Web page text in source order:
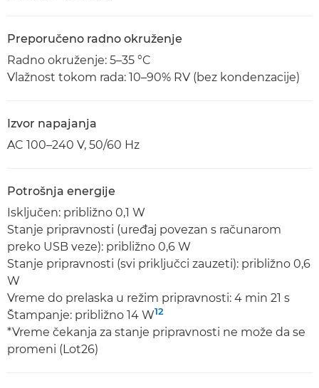
Preporučeno radno okruženje
Radno okruženje: 5–35 °C
Vlažnost tokom rada: 10–90% RV (bez kondenzacije)
Izvor napajanja
AC 100–240 V, 50/60 Hz
Potrošnja energije
Isključen: približno 0,1 W
Stanje pripravnosti (uređaj povezan s računarom
preko USB veze): približno 0,6 W
Stanje pripravnosti (svi priključci zauzeti): približno 0,6
W
Vreme do prelaska u režim pripravnosti: 4 min 21 s
Štampanje: približno 14 W12
*Vreme čekanja za stanje pripravnosti ne može da se
promeni (Lot26)